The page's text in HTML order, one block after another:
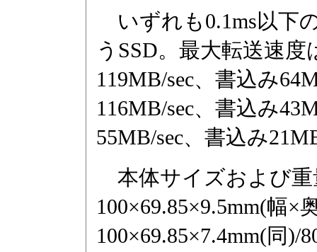
いずれも0.1ms以下
うSSD。最大転送速度
119MB/sec、書込み
116MB/sec、書込み
55MB/sec、書込み
本体サイズおよび重
100×69.85×9.5mm(幅
100×69.85×7.4mm(同)/